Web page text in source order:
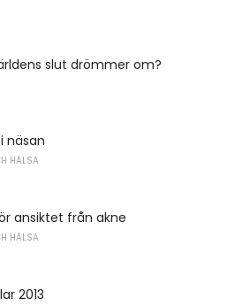
slut drömmer om?
näsan
HÄLSA
ansiktet från akne
HÄLSA
2013